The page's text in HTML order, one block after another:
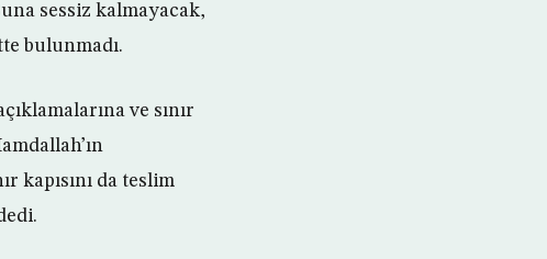
sessiz kalmayacak,
bulunmadı.
ve sınır
kapısını da teslim